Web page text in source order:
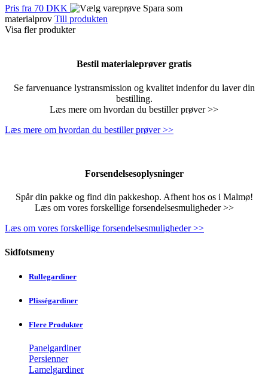
Pris fra 70 DKK
Spara som
materialprov Till produkten
Visa fler produkter
Bestil materialeprøver gratis
Se farvenuance lystransmission og kvalitet indenfor du laver din
bestilling.
Læs mere om hvordan du bestiller prøver >>
Læs mere om hvordan du bestiller prøver >>
Forsendelsesoplysninger
Spår din pakke og find din pakkeshop. Afhent hos os i Malmø!
Læs om vores forskellige forsendelsesmuligheder >>
Læs om vores forskellige forsendelsesmuligheder >>
Sidfotsmeny
Rullegardiner
Plisségardiner
Flere Produkter
Panelgardiner
Persienner
Lamelgardiner